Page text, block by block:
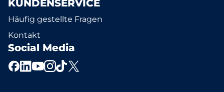
KUNDENSERVICE
Häufig gestellte Fragen
Kontakt
Social Media